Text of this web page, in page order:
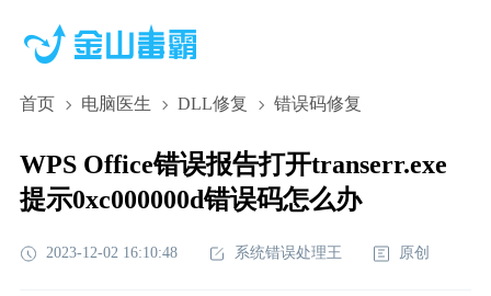
首页 电脑医生 DLL修复 错误码修复
WPS Office错误报告打开transerr.exe
提示0xc000000d错误码怎么办
2023-12-02 16:10:48 系统错误处理王 原创